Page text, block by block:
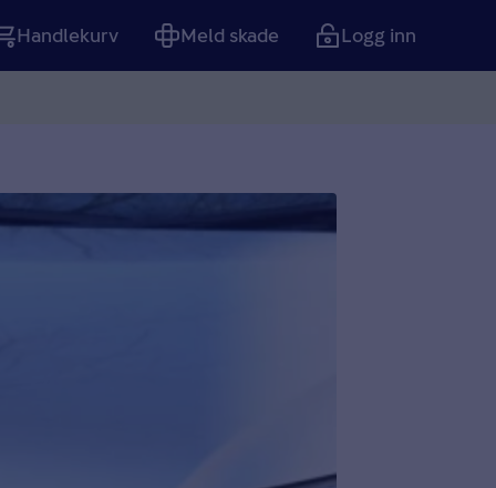
Handlekurv
Meld skade Logg inn